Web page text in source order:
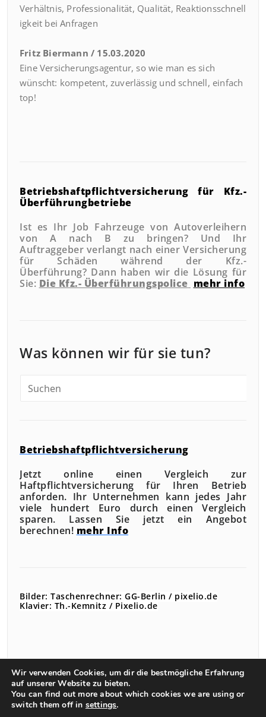
Verhältnis, Professionalität, Qualität, Reaktionsschnell
igkeit bei Anfragen
Fritz Biermann / 15.03.2020
Eine Versicherungsagentur, so wie man es sich
wünscht: kompetent, zuverlässig und schnell, einfach
top!
Betriebshaftpflichtversicherungfür Kfz.-
Überführungbetriebe
Ist es Ihr Job Fahrzeuge von Autoverleihern
von A nach B zu bringen? Und Ihr
Auftraggeber verlangt nach einer Versicherung
für Schäden während der Kfz.-
Überführung? Dann haben wir die Lösung für
Sie: Die Kfz.- Überführungspolice mehr info
Was können wir für sie tun?
Betriebshaftpflichtversicherung
Jetzt online einen Vergleich zur
Haftpflichtversicherung für Ihren Betrieb
anforden. Ihr Unternehmen kann jedes Jahr
viele hundert Euro durch einen Vergleich
sparen. Lassen Sie jetzt ein Angebot
berechnen! mehr Info
Bilder: Taschenrechner: GG-Berlin / pixelio.de
Klavier: Th.-Kemnitz / Pixelio.de
Wir verwenden Cookies, um dir die bestmögliche Erfahrung
auf unserer Website zu bieten.
You can find out more about which cookies we are using or
switch them off in settings.